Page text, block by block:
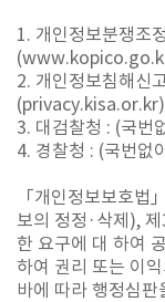
1. 개인정보분쟁조
2. 개인정보침해신
(privacy.kisa.or.kr)
3. 대검찰청 : (국
4. 경찰청 : (국번
「개인정보보호법
보의 정정·삭제),
한 요구에 대 하여
하여 권리 또는 이
바에 따라 행정심